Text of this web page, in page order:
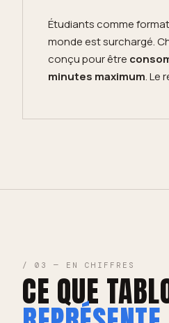
Étudiants comme
monde est surchargé.
conçu pour être
minutes maximum. Le
/ 03 — EN CHIFFRES
CE QUE